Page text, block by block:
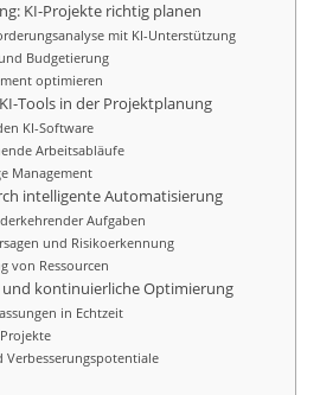
KI-Projekte richtig planen
mit KI-Unterstützung
Budgetierung
optimieren
Tools in der Projektplanung
KI-Software
Arbeitsabläufe
Management
intelligente Automatisierung
Aufgaben
und Risikoerkennung
von Ressourcen
und kontinuierliche Optimierung
in Echtzeit
Verbesserungspotentiale